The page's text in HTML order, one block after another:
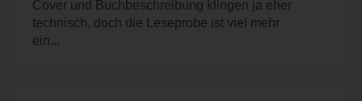
Cover und Buchbeschreibung klingen ja eher
technisch, doch die Leseprobe ist viel mehr
ein...